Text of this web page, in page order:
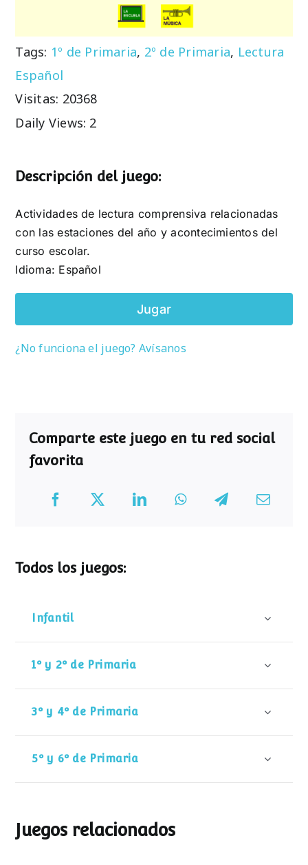
Tags: 1º de Primaria, 2º de Primaria, Lectura
Español
Visitas: 20368
Daily Views: 2
Descripción del juego:
Actividades de lectura comprensiva relacionadas
con las estaciones del año y acontecimientos del
curso escolar.
Idioma: Español
Jugar
¿No funciona el juego? Avísanos
Comparte este juego en tu red social
favorita
Todos los juegos:
Infantil
1º y 2º de Primaria
3º y 4º de Primaria
5º y 6º de Primaria
Juegos relacionados